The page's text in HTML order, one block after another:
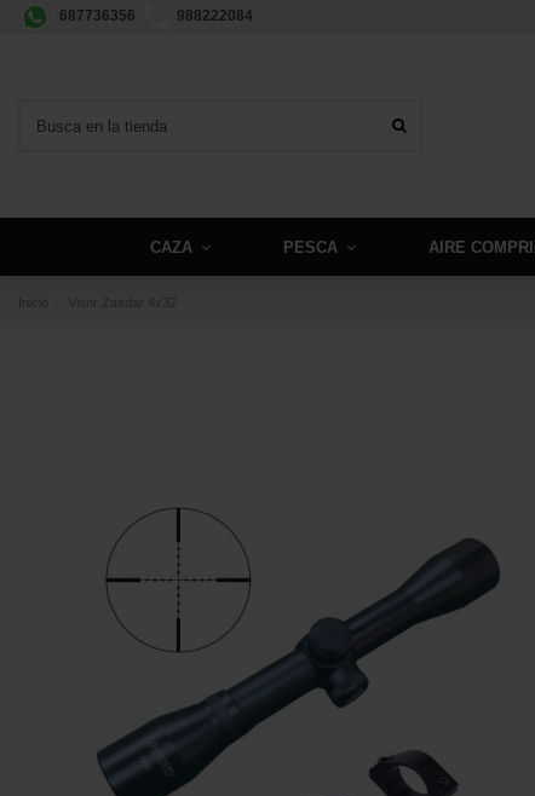
687736356 988222084
CAZA PESCA AIRE
Inicio Visor Zasdar 4x32